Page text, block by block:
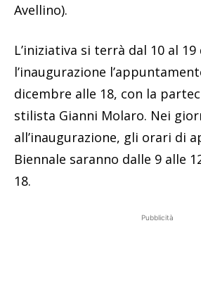
Avellino).
L’iniziativa si terrà dal 10 al
l’inaugurazione
dicembre alle 18, con la
stilista Gianni Molaro. Nei
all’inaugurazione, gli orari di
Biennale saranno dalle 9 alle
18.
Pubblicità